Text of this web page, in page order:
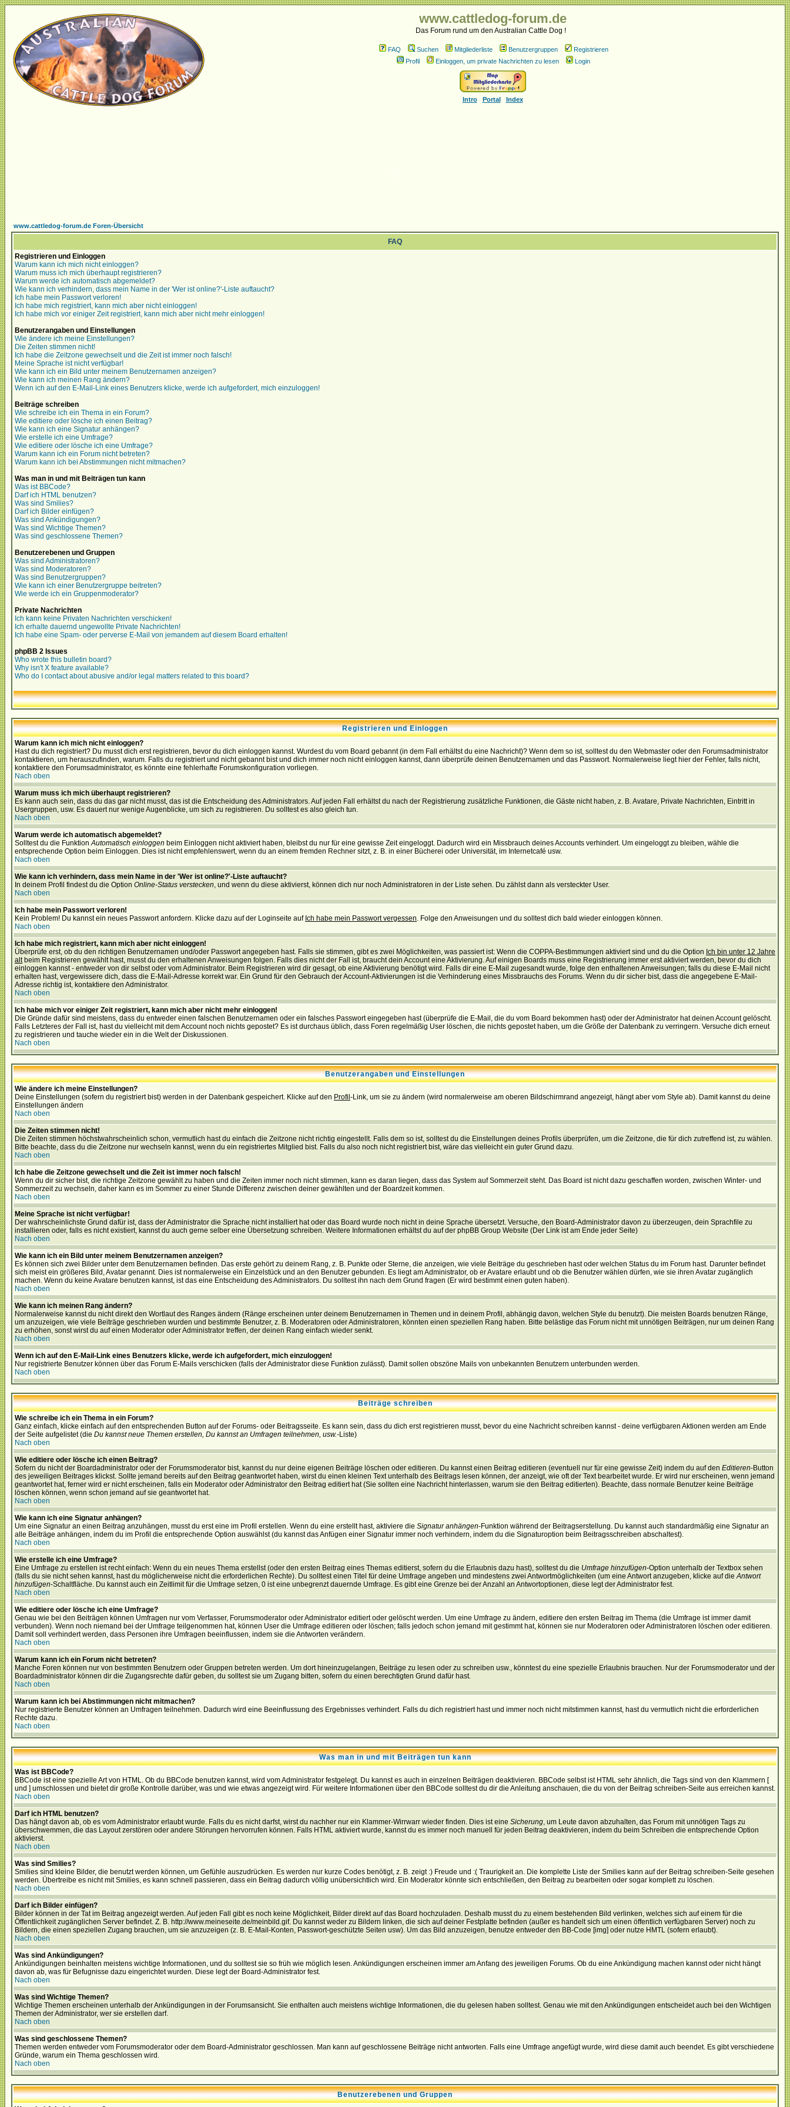
www.cattledog-forum.de
Das Forum rund um den Australian Cattle Dog !
FAQ Suchen Mitgliederliste Benutzergruppen
Registrieren
Profil
Einloggen, um private Nachrichten zu lesen Login
Intro Portal Index
www.cattledog-forum.de Foren-Übersicht
FAQ
Registrieren und Einloggen
Warum kann ich mich nicht einloggen?
Warum muss ich mich überhaupt registrieren?
Warum werde ich automatisch abgemeldet?
Wie kann ich verhindern, dass mein Name in der 'Wer ist online?'-Liste auftaucht?
Ich habe mein Passwort verloren!
Ich habe mich registriert, kann mich aber nicht einloggen!
Ich habe mich vor einiger Zeit registriert, kann mich aber nicht mehr einloggen!
Benutzerangaben und Einstellungen
Wie ändere ich meine Einstellungen?
Die Zeiten stimmen nicht!
Ich habe die Zeitzone gewechselt und die Zeit ist immer noch falsch!
Meine Sprache ist nicht verfügbar!
Wie kann ich ein Bild unter meinem Benutzernamen anzeigen?
Wie kann ich meinen Rang ändern?
Wenn ich auf den E-Mail-Link eines Benutzers klicke, werde ich aufgefordert, mich einzuloggen!
Beiträge schreiben
Wie schreibe ich ein Thema in ein Forum?
Wie editiere oder lösche ich einen Beitrag?
Wie kann ich eine Signatur anhängen?
Wie erstelle ich eine Umfrage?
Wie editiere oder lösche ich eine Umfrage?
Warum kann ich ein Forum nicht betreten?
Warum kann ich bei Abstimmungen nicht mitmachen?
Was man in und mit Beiträgen tun kann
Was ist BBCode?
Darf ich HTML benutzen?
Was sind Smilies?
Darf ich Bilder einfügen?
Was sind Ankündigungen?
Was sind Wichtige Themen?
Was sind geschlossene Themen?
Benutzerebenen und Gruppen
Was sind Administratoren?
Was sind Moderatoren?
Was sind Benutzergruppen?
Wie kann ich einer Benutzergruppe beitreten?
Wie werde ich ein Gruppenmoderator?
Private Nachrichten
Ich kann keine Privaten Nachrichten verschicken!
Ich erhalte dauernd ungewollte Private Nachrichten!
Ich habe eine Spam- oder perverse E-Mail von jemandem auf diesem Board erhalten!
phpBB 2 Issues
Who wrote this bulletin board?
Why isn't X feature available?
Who do I contact about abusive and/or legal matters related to this board?
Registrieren und Einloggen
Warum kann ich mich nicht einloggen?
Hast du dich registriert? Du musst dich erst registrieren, bevor du dich einloggen kannst. Wurdest du vom Board gebannt (in dem Fall erhältst du eine Nachricht)? Wenn dem so ist, solltest du den Webmaster oder den Forumsadministrator
kontaktieren, um herauszufinden, warum. Falls du registriert und nicht gebannt bist und dich immer noch nicht einloggen kannst, dann überprüfe deinen Benutzernamen und das Passwort. Normalerweise liegt hier der Fehler, falls nicht,
kontaktiere den Forumsadministrator, es könnte eine fehlerhafte Forumskonfiguration vorliegen.
Nach oben
Warum muss ich mich überhaupt registrieren?
Es kann auch sein, dass du das gar nicht musst, das ist die Entscheidung des Administrators. Auf jeden Fall erhältst du nach der Registrierung zusätzliche Funktionen, die Gäste nicht haben, z. B. Avatare, Private Nachrichten, Eintritt in
Usergruppen, usw. Es dauert nur wenige Augenblicke, um sich zu registrieren. Du solltest es also gleich tun.
Nach oben
Warum werde ich automatisch abgemeldet?
Solltest du die FunktionAutomatisch einloggen beim Einloggen nicht aktiviert haben, bleibst du nur für eine gewisse Zeit eingeloggt. Dadurch wird ein Missbrauch deines Accounts verhindert. Um eingeloggt zu bleiben, wähle die
entsprechende Option beim Einloggen. Dies ist nicht empfehlenswert, wenn du an einem fremden Rechner sitzt, z. B. in einer Bücherei oder Universität, im Internetcafé usw.
Nach oben
Wie kann ich verhindern, dass mein Name in der 'Wer ist online?'-Liste auftaucht?
In deinem Profil findest du die Option Online-Status verstecken, und wenn du diese aktivierst, können dich nur noch Administratoren in der Liste sehen. Du zählst dann als versteckter User.
Nach oben
Ich habe mein Passwort verloren!
Kein Problem! Du kannst ein neues Passwort anfordern. Klicke dazu auf der Loginseite auf Ich habe mein Passwort vergessen. Folge den Anweisungen und du solltest dich bald wieder einloggen können.
Nach oben
Ich habe mich registriert, kann mich aber nicht einloggen!
Überprüfe erst, ob du den richtigen Benutzernamen und/oder Passwort angegeben hast. Falls sie stimmen, gibt es zwei Möglichkeiten, was passiert ist: Wenn die COPPA-Bestimmungen aktiviert sind und du die Option Ich bin unter 12 Jahre
altbeim Registrieren gewählt hast, musst du den erhaltenen Anweisungen folgen. Falls dies nicht der Fall ist, braucht dein Account eine Aktivierung. Auf einigen Boards muss eine Registrierung immer erst aktiviert werden, bevor du dich
einloggen kannst - entweder von dir selbst oder vom Administrator. Beim Registrieren wird dir gesagt, ob eine Aktivierung benötigt wird. Falls dir eine E-Mail zugesandt wurde, folge den enthaltenen Anweisungen; falls du diese E-Mail nicht
erhalten hast, vergewissere dich, dass die E-Mail-Adresse korrekt war. Ein Grund für den Gebrauch der Account-Aktivierungen ist die Verhinderung eines Missbrauchs des Forums. Wenn du dir sicher bist, dass die angegebene E-Mail-
Adresse richtig ist, kontaktiere den Administrator.
Nach oben
Ich habe mich vor einiger Zeit registriert, kann mich aber nicht mehr einloggen!
Die Gründe dafür sind meistens, dass du entweder einen falschen Benutzernamen oder ein falsches Passwort eingegeben hast (überprüfe die E-Mail, die du vom Board bekommen hast) oder der Administrator hat deinen Account gelöscht.
Falls Letzteres der Fall ist, hast du vielleicht mit dem Account noch nichts gepostet? Es ist durchaus üblich, dass Foren regelmäßig User löschen, die nichts gepostet haben, um die Größe der Datenbank zu verringern. Versuche dich erneut
zu registrieren und tauche wieder ein in die Welt der Diskussionen.
Nach oben
Benutzerangaben und Einstellungen
Wie ändere ich meine Einstellungen?
Deine Einstellungen (sofern du registriert bist) werden in der Datenbank gespeichert. Klicke auf den Profil -Link, um sie zu ändern (wird normalerweise am oberen Bildschirmrand angezeigt, hängt aber vom Style ab). Damit kannst du deine
Einstellungen ändern
Nach oben
Die Zeiten stimmen nicht!
Die Zeiten stimmen höchstwahrscheinlich schon, vermutlich hast du einfach die Zeitzone nicht richtig eingestellt. Falls dem so ist, solltest du die Einstellungen deines Profils überprüfen, um die Zeitzone, die für dich zutreffend ist, zu wählen.
Bitte beachte, dass du die Zeitzone nur wechseln kannst, wenn du ein registriertes Mitglied bist. Falls du also noch nicht registriert bist, wäre das vielleicht ein guter Grund dazu.
Nach oben
Ich habe die Zeitzone gewechselt und die Zeit ist immer noch falsch!
Wenn du dir sicher bist, die richtige Zeitzone gewählt zu haben und die Zeiten immer noch nicht stimmen, kann es daran liegen, dass das System auf Sommerzeit steht. Das Board ist nicht dazu geschaffen worden, zwischen Winter- und
Sommerzeit zu wechseln, daher kann es im Sommer zu einer Stunde Differenz zwischen deiner gewählten und der Boardzeit kommen.
Nach oben
Meine Sprache ist nicht verfügbar!
Der wahrscheinlichste Grund dafür ist, dass der Administrator die Sprache nicht installiert hat oder das Board wurde noch nicht in deine Sprache übersetzt. Versuche, den Board-Administrator davon zu überzeugen, dein Sprachfile zu
installieren oder, falls es nicht existiert, kannst du auch gerne selber eine Übersetzung schreiben. Weitere Informationen erhältst du auf der phpBB Group Website (Der Link ist am Ende jeder Seite)
Nach oben
Wie kann ich ein Bild unter meinem Benutzernamen anzeigen?
Es können sich zwei Bilder unter dem Benutzernamen befinden. Das erste gehört zu deinem Rang, z. B. Punkte oder Sterne, die anzeigen, wie viele Beiträge du geschrieben hast oder welchen Status du im Forum hast. Darunter befindet
sich meist ein größeres Bild, Avatar genannt. Dies ist normalerweise ein Einzelstück und an den Benutzer gebunden. Es liegt am Administrator, ob er Avatare erlaubt und ob die Benutzer wählen dürfen, wie sie ihren Avatar zugänglich
machen. Wenn du keine Avatare benutzen kannst, ist das eine Entscheidung des Administrators. Du solltest ihn nach dem Grund fragen (Er wird bestimmt einen guten haben).
Nach oben
Wie kann ich meinen Rang ändern?
Normalerweise kannst du nicht direkt den Wortlaut des Ranges ändern (Ränge erscheinen unter deinem Benutzernamen in Themen und in deinem Profil, abhängig davon, welchen Style du benutzt). Die meisten Boards benutzen Ränge,
um anzuzeigen, wie viele Beiträge geschrieben wurden und bestimmte Benutzer, z. B. Moderatoren oder Administratoren, könnten einen speziellen Rang haben. Bitte belästige das Forum nicht mit unnötigen Beiträgen, nur um deinen Rang
zu erhöhen, sonst wirst du auf einen Moderator oder Administrator treffen, der deinen Rang einfach wieder senkt.
Nach oben
Wenn ich auf den E-Mail-Link eines Benutzers klicke, werde ich aufgefordert, mich einzuloggen!
Nur registrierte Benutzer können über das Forum E-Mails verschicken (falls der Administrator diese Funktion zulässt). Damit sollen obszöne Mails von unbekannten Benutzern unterbunden werden.
Nach oben
Beiträge schreiben
Wie schreibe ich ein Thema in ein Forum?
Ganz einfach, klicke einfach auf den entsprechenden Button auf der Forums- oder Beitragsseite. Es kann sein, dass du dich erst registrieren musst, bevor du eine Nachricht schreiben kannst - deine verfügbaren Aktionen werden am Ende
der Seite aufgelistet (die Du kannst neue Themen erstellen, Du kannst an Umfragen teilnehmen, usw.-Liste)
Nach oben
Wie editiere oder lösche ich einen Beitrag?
Sofern du nicht der Boardadministrator oder der Forumsmoderator bist, kannst du nur deine eigenen Beiträge löschen oder editieren. Du kannst einen Beitrag editieren (eventuell nur für eine gewisse Zeit) indem du auf den Editieren-Button
des jeweiligen Beitrages klickst. Sollte jemand bereits auf den Beitrag geantwortet haben, wirst du einen kleinen Text unterhalb des Beitrags lesen können, der anzeigt, wie oft der Text bearbeitet wurde. Er wird nur erscheinen, wenn jemand
geantwortet hat, ferner wird er nicht erscheinen, falls ein Moderator oder Administrator den Beitrag editiert hat (Sie sollten eine Nachricht hinterlassen, warum sie den Beitrag editierten). Beachte, dass normale Benutzer keine Beiträge
löschen können, wenn schon jemand auf sie geantwortet hat.
Nach oben
Wie kann ich eine Signatur anhängen?
Um eine Signatur an einen Beitrag anzuhängen, musst du erst eine im Profil erstellen. Wenn du eine erstellt hast, aktiviere die Signatur anhängen-Funktion während der Beitragserstellung. Du kannst auch standardmäßig eine Signatur an
alle Beiträge anhängen, indem du im Profil die entsprechende Option auswählst (du kannst das Anfügen einer Signatur immer noch verhindern, indem du die Signaturoption beim Beitragsschreiben abschaltest).
Nach oben
Wie erstelle ich eine Umfrage?
Eine Umfrage zu erstellen ist recht einfach: Wenn du ein neues Thema erstellst (oder den ersten Beitrag eines Themas editierst, sofern du die Erlaubnis dazu hast), solltest du die Umfrage hinzufügen-Option unterhalb der Textbox sehen
(falls du sie nicht sehen kannst, hast du möglicherweise nicht die erforderlichen Rechte). Du solltest einen Titel für deine Umfrage angeben und mindestens zwei Antwortmöglichkeiten (um eine Antwort anzugeben, klicke auf dieAntwort
hinzufügen-Schaltfläche. Du kannst auch ein Zeitlimit für die Umfrage setzen, 0 ist eine unbegrenzt dauernde Umfrage. Es gibt eine Grenze bei der Anzahl an Antwortoptionen, diese legt der Administrator fest.
Nach oben
Wie editiere oder lösche ich eine Umfrage?
Genau wie bei den Beiträgen können Umfragen nur vom Verfasser, Forumsmoderator oder Administrator editiert oder gelöscht werden. Um eine Umfrage zu ändern, editiere den ersten Beitrag im Thema (die Umfrage ist immer damit
verbunden). Wenn noch niemand bei der Umfrage teilgenommen hat, können User die Umfrage editieren oder löschen; falls jedoch schon jemand mit gestimmt hat, können sie nur Moderatoren oder Administratoren löschen oder editieren.
Damit soll verhindert werden, dass Personen ihre Umfragen beeinflussen, indem sie die Antworten verändern.
Nach oben
Warum kann ich ein Forum nicht betreten?
Manche Foren können nur von bestimmten Benutzern oder Gruppen betreten werden. Um dort hineinzugelangen, Beiträge zu lesen oder zu schreiben usw., könntest du eine spezielle Erlaubnis brauchen. Nur der Forumsmoderator und der
Boardadministrator können dir die Zugangsrechte dafür geben, du solltest sie um Zugang bitten, sofern du einen berechtigten Grund dafür hast.
Nach oben
Warum kann ich bei Abstimmungen nicht mitmachen?
Nur registrierte Benutzer können an Umfragen teilnehmen. Dadurch wird eine Beeinflussung des Ergebnisses verhindert. Falls du dich registriert hast und immer noch nicht mitstimmen kannst, hast du vermutlich nicht die erforderlichen
Rechte dazu.
Nach oben
Was man in und mit Beiträgen tun kann
Was ist BBCode?
BBCode ist eine spezielle Art von HTML. Ob du BBCode benutzen kannst, wird vom Administrator festgelegt. Du kannst es auch in einzelnen Beiträgen deaktivieren. BBCode selbst ist HTML sehr ähnlich, die Tags sind von den Klammern [
und ] umschlossen und bietet dir große Kontrolle darüber, was und wie etwas angezeigt wird. Für weitere Informationen über den BBCode solltest du dir die Anleitung anschauen, die du von der Beitrag schreiben-Seite aus erreichen kannst.
Nach oben
Darf ich HTML benutzen?
Das hängt davon ab, ob es vom Administrator erlaubt wurde. Falls du es nicht darfst, wirst du nachher nur ein Klammer-Wirrwarr wieder finden. Dies ist eine Sicherung, um Leute davon abzuhalten, das Forum mit unnötigen Tags zu
überschwemmen, die das Layout zerstören oder andere Störungen hervorrufen können. Falls HTML aktiviert wurde, kannst du es immer noch manuell für jeden Beitrag deaktivieren, indem du beim Schreiben die entsprechende Option
aktivierst.
Nach oben
Was sind Smilies?
Smilies sind kleine Bilder, die benutzt werden können, um Gefühle auszudrücken. Es werden nur kurze Codes benötigt, z. B. zeigt :) Freude und :( Traurigkeit an. Die komplette Liste der Smilies kann auf der Beitrag schreiben-Seite gesehen
werden. Übertreibe es nicht mit Smilies, es kann schnell passieren, dass ein Beitrag dadurch völlig unübersichtlich wird. Ein Moderator könnte sich entschließen, den Beitrag zu bearbeiten oder sogar komplett zu löschen.
Nach oben
Darf ich Bilder einfügen?
Bilder können in der Tat im Beitrag angezeigt werden. Auf jeden Fall gibt es noch keine Möglichkeit, Bilder direkt auf das Board hochzuladen. Deshalb musst du zu einem bestehenden Bild verlinken, welches sich auf einem für die
Öffentlichkeit zugänglichen Server befindet. Z. B. http://www.meineseite.de/meinbild.gif. Du kannst weder zu Bildern linken, die sich auf deiner Festplatte befinden (außer es handelt sich um einen öffentlich verfügbaren Server) noch zu
Bildern, die einen speziellen Zugang brauchen, um sie anzuzeigen (z. B. E-Mail-Konten, Passwort-geschützte Seiten usw). Um das Bild anzuzeigen, benutze entweder den BB-Code [img] oder nutze HMTL (sofern erlaubt).
Nach oben
Was sind Ankündigungen?
Ankündigungen beinhalten meistens wichtige Informationen, und du solltest sie so früh wie möglich lesen. Ankündigungen erscheinen immer am Anfang des jeweiligen Forums. Ob du eine Ankündigung machen kannst oder nicht hängt
davon ab, was für Befugnisse dazu eingerichtet wurden. Diese legt der Board-Administrator fest.
Nach oben
Was sind Wichtige Themen?
Wichtige Themen erscheinen unterhalb der Ankündigungen in der Forumsansicht. Sie enthalten auch meistens wichtige Informationen, die du gelesen haben solltest. Genau wie mit den Ankündigungen entscheidet auch bei den Wichtigen
Themen der Administrator, wer sie erstellen darf.
Nach oben
Was sind geschlossene Themen?
Themen werden entweder vom Forumsmoderator oder dem Board-Administrator geschlossen. Man kann auf geschlossene Beiträge nicht antworten. Falls eine Umfrage angefügt wurde, wird diese damit auch beendet. Es gibt verschiedene
Gründe, warum ein Thema geschlossen wird.
Nach oben
Benutzerebenen und Gruppen